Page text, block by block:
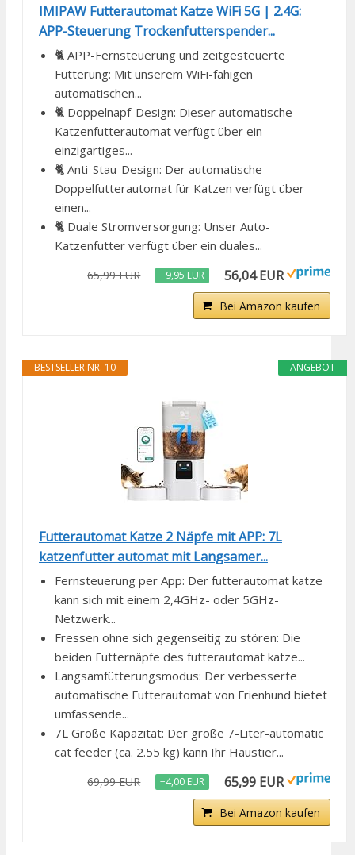
IMIPAW Futterautomat Katze WiFi 5G | 2.4G:
APP-Steuerung Trockenfutterspender...
🐈 APP-Fernsteuerung und zeitgesteuerte
Fütterung: Mit unserem WiFi-fähigen
automatischen...
🐈 Doppelnapf-Design: Dieser automatische
Katzenfutterautomat verfügt über ein
einzigartiges...
🐈 Anti-Stau-Design: Der automatische
Doppelfutterautomat für Katzen verfügt über
einen...
🐈 Duale Stromversorgung: Unser Auto-
Katzenfutter verfügt über ein duales...
65,99 EUR −9,95 EUR 56,04 EUR
Bei Amazon kaufen
ANGEBOT
BESTSELLER NR. 10
Futterautomat Katze 2 Näpfe mit APP: 7L
katzenfutter automat mit Langsamer...
Fernsteuerung per App: Der futterautomat katze
kann sich mit einem 2,4GHz- oder 5GHz-
Netzwerk...
Fressen ohne sich gegenseitig zu stören: Die
beiden Futternäpfe des futterautomat katze...
Langsamfütterungsmodus: Der verbesserte
automatische Futterautomat von Frienhund bietet
umfassende...
7L Große Kapazität: Der große 7-Liter-automatic
cat feeder (ca. 2.55 kg) kann Ihr Haustier...
69,99 EUR −4,00 EUR 65,99 EUR
Bei Amazon kaufen